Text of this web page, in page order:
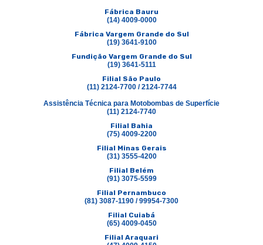
Fábrica Bauru
(14) 4009-0000
Fábrica Vargem Grande do Sul
(19) 3641-9100
Fundição Vargem Grande do Sul
(19) 3641-5111
Filial São Paulo
(11) 2124-7700 / 2124-7744
Assistência Técnica para Motobombas de Superfície
(11) 2124-7740
Filial Bahia
(75) 4009-2200
Filial Minas Gerais
(31) 3555-4200
Filial Belém
(91) 3075-5599
Filial Pernambuco
(81) 3087-1190 / 99954-7300
Filial Cuiabá
(65) 4009-0450
Filial Araquari